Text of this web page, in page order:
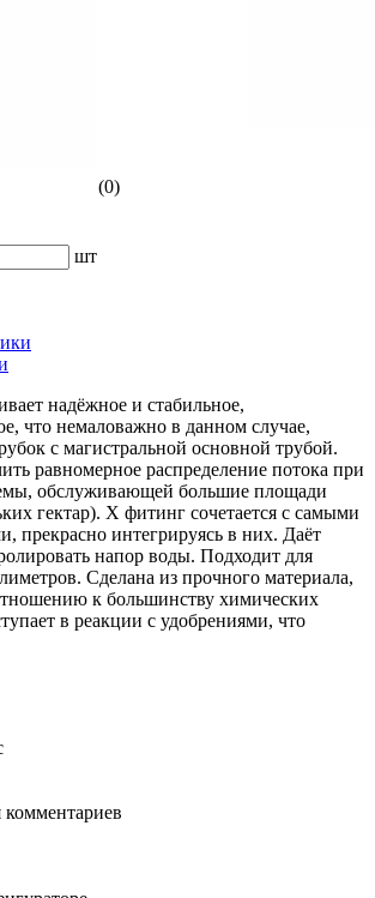
(0)
шт
надёжное и стабильное,
что немаловажно в данном случае,
с магистральной основной трубой.
равномерное распределение потока при
обслуживающей большие площади
гектар). Х фитинг сочетается с самыми
прекрасно интегрируясь в них. Даёт
напор воды. Подходит для
Сделана из прочного материала,
к большинству химических
в реакции с удобрениями, что
комментариев